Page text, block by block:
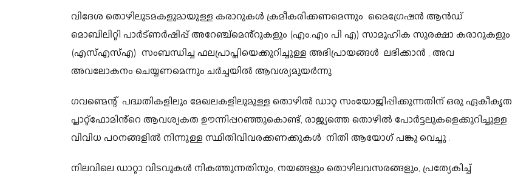
വിദേശ തൊഴിലുടമകളുമായുള്ള കരാറുകൾ ക്രമീകരിക്കണമെന്നും മൈഗ്രേഷൻ ആൻഡ്
മൊബിലിറ്റി പാർട്ണർഷിപ്പ് അറേഞ്ച്മെൻ്റുകളും (എം.എം പി എ) സാമൂഹിക സുരക്ഷാ കരാറുകളും
(എസ്എസ്എ) സംബന്ധിച്ച ഫലപ്രാപ്തിയെക്കുറിച്ചുള്ള അഭിപ്രായങ്ങൾ ലഭിക്കാൻ , അവ
അവലോകനം ചെയ്യണമെന്നും ചർച്ചയിൽ ആവശ്യമുയർന്നു
ഗവണ്മെന്റ് പദ്ധതികളിലും മേഖലകളിലുമുള്ള തൊഴിൽ ഡാറ്റ സംയോജിപ്പിക്കുന്നതിന് ഒരു ഏകീകൃത
പ്ലാറ്റ്‌ഫോമിൻ്റെ ആവശ്യകത ഊന്നിപ്പറഞ്ഞുകൊണ്ട്, രാജ്യത്തെ തൊഴിൽ പോർട്ടലുകളെക്കുറിച്ചുള്ള
വിവിധ പഠനങ്ങളിൽ നിന്നുള്ള സ്ഥിതിവിവരക്കണക്കുകൾ നിതി ആയോഗ് പങ്കു വെച്ചു .
നിലവിലെ ഡാറ്റാ വിടവുകൾ നികത്തുന്നതിനും, നയങ്ങളും തൊഴിലവസരങ്ങളും, പ്രത്യേകിച്ച്